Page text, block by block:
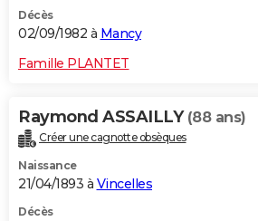
Décès
02/09/1982 à Mancy
Famille PLANTET
Raymond ASSAILLY (88 ans)
Créer une cagnotte obsèques
Naissance
21/04/1893 à Vincelles
Décès